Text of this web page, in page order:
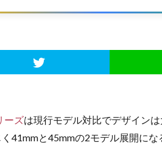
ーズは現行モデル対比でデザイン
41mmと45mmの2モデル展開に